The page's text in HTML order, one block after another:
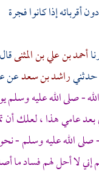
أقربائه إذا كانوا فجرة
أحمد بن علي بن المثنى
راشد بن سعدعن
- صلى الله عليه وسلم
بعد عامي هذا ، لعلك
صلى الله عليه وسلم -
إني لا أحل لهم فساد ما